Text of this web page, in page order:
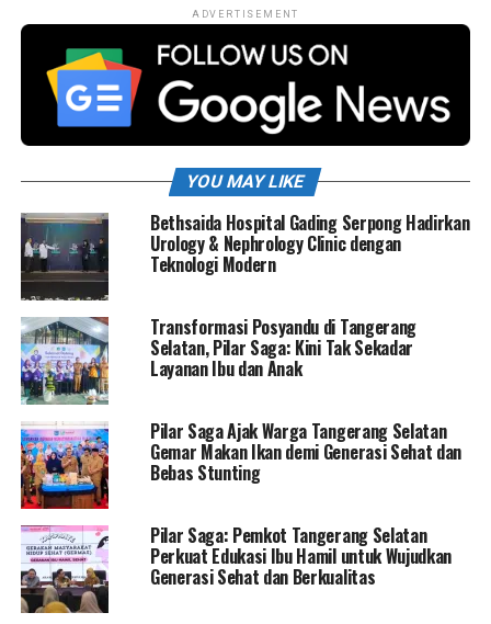
ADVERTISEMENT
YOU MAY LIKE
Bethsaida Hospital Gading Serpong Hadirkan
Urology & Nephrology Clinic dengan
Teknologi Modern
Transformasi Posyandu di Tangerang
Selatan, Pilar Saga: Kini Tak Sekadar
Layanan Ibu dan Anak
Pilar Saga Ajak Warga Tangerang Selatan
Gemar Makan Ikan demi Generasi Sehat dan
Bebas Stunting
Pilar Saga: Pemkot Tangerang Selatan
Perkuat Edukasi Ibu Hamil untuk Wujudkan
Generasi Sehat dan Berkualitas